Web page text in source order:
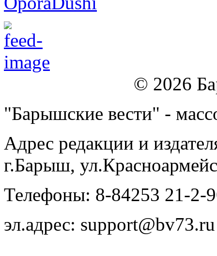
© 2026
"Барышские вести" -
Адрес редакции и
г.Барыш,
Телефоны: 8-84253 21-2-
эл.адрес: support@bv73.ru